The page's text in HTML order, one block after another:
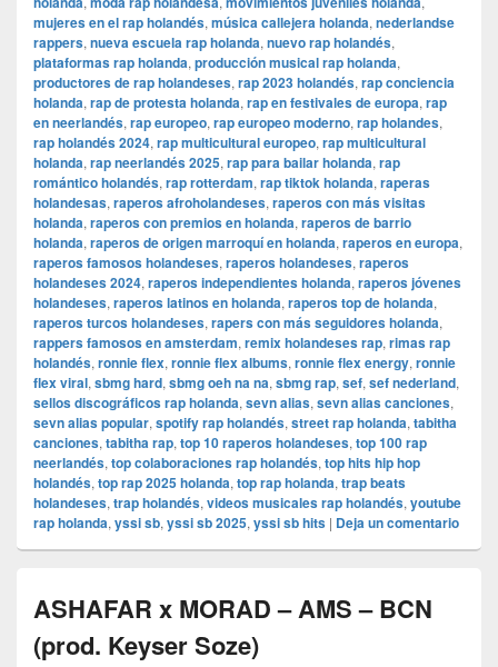
mujeres en el rap holandés, música callejera holanda, nederlandse
rappers, nueva escuela rap holanda, nuevo rap holandés,
plataformas rap holanda, producción musical rap holanda,
productores de rap holandeses, rap 2023 holandés, rap conciencia
holanda, rap de protesta holanda, rap en festivales de europa, rap
en neerlandés, rap europeo, rap europeo moderno, rap holandes,
rap holandés 2024, rap multicultural europeo, rap multicultural
holanda, rap neerlandés 2025, rap para bailar holanda, rap
romántico holandés, rap rotterdam, rap tiktok holanda, raperas
holandesas, raperos afroholandeses, raperos con más visitas
holanda, raperos con premios en holanda, raperos de barrio
holanda, raperos de origen marroquí en holanda, raperos en europa,
raperos famosos holandeses, raperos holandeses, raperos
holandeses 2024, raperos independientes holanda, raperos jóvenes
holandeses, raperos latinos en holanda, raperos top de holanda,
raperos turcos holandeses, rapers con más seguidores holanda,
rappers famosos en amsterdam, remix holandeses rap, rimas rap
holandés, ronnie flex, ronnie flex albums, ronnie flex energy, ronnie
flex viral, sbmg hard, sbmg oeh na na, sbmg rap, sef, sef nederland,
sellos discográficos rap holanda, sevn alias, sevn alias canciones,
sevn alias popular, spotify rap holandés, street rap holanda, tabitha
canciones, tabitha rap, top 10 raperos holandeses, top 100 rap
neerlandés, top colaboraciones rap holandés, top hits hip hop
holandés, top rap 2025 holanda, top rap holanda, trap beats
holandeses, trap holandés, videos musicales rap holandés, youtube
rap holanda, yssi sb, yssi sb 2025, yssi sb hits | Deja un comentario
ASHAFAR x MORAD – AMS – BCN
(prod. Keyser Soze)